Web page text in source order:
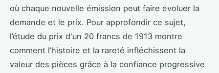
où chaque nouvelle émission peut faire évoluer la
demande et le prix. Pour approfondir ce sujet,
l’étude du prix d'un 20 francs de 1913 montre
comment l’histoire et la rareté infléchissent la
valeur des pièces grâce à la confiance progressive